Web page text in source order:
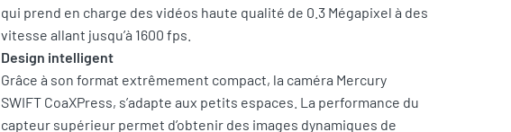
qui prend en charge des vidéos haute qualité de 0.3 Mégapixel à des
vitesse allant jusqu’à 1600 fps.
Design intelligent
Grâce à son format extrêmement compact, la caméra Mercury
SWIFT CoaXPress, s’adapte aux petits espaces. La performance du
capteur supérieur permet d’obtenir des images dynamiques de